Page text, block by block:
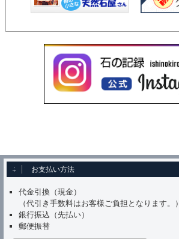
お支払い方法
代金引換（現金）
（代引き手数料はお客様ご負担となります。）
銀行振込（先払い）
郵便振替